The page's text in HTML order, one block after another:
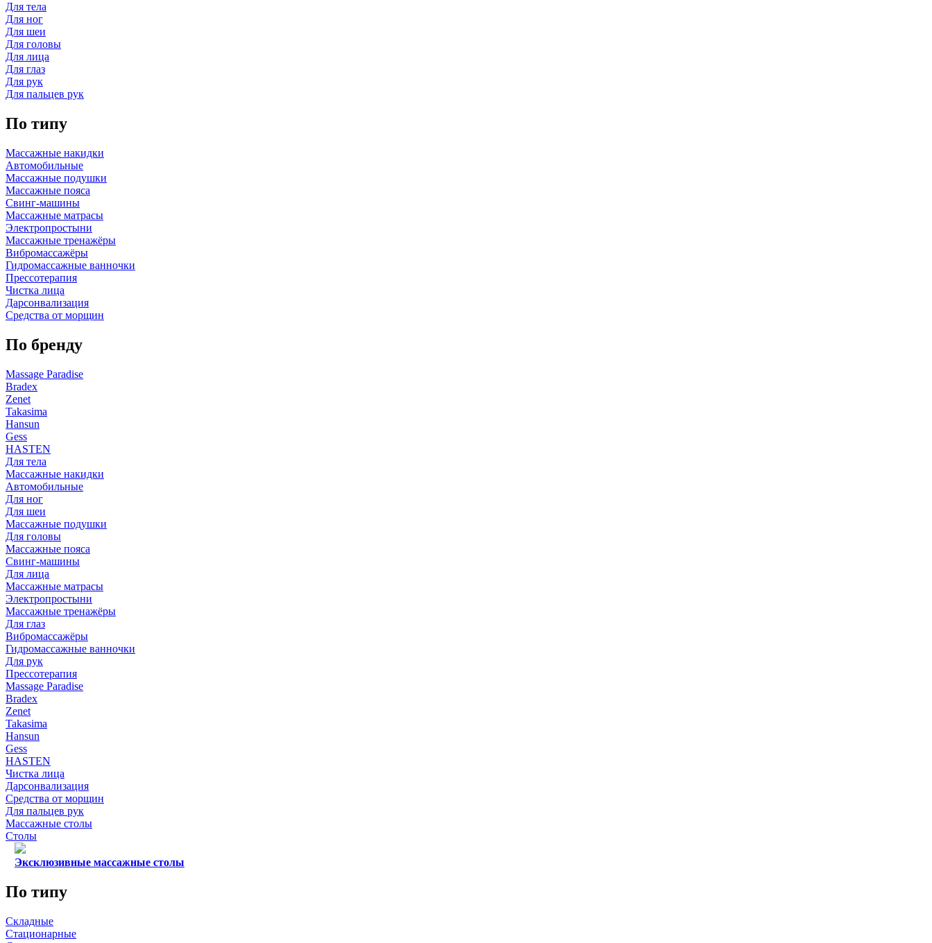
Для тела
Для ног
Для шеи
Для головы
Для лица
Для глаз
Для рук
Для пальцев рук
По типу
Массажные накидки
Автомобильные
Массажные подушки
Массажные пояса
Свинг-машины
Массажные матрасы
Электропростыни
Массажные тренажёры
Вибромассажёры
Гидромассажные ванночки
Прессотерапия
Чистка лица
Дарсонвализация
Средства от морщин
По бренду
Massage Paradise
Bradex
Zenet
Takasima
Hansun
Gess
HASTEN
Для тела
Массажные накидки
Автомобильные
Для ног
Для шеи
Массажные подушки
Для головы
Массажные пояса
Свинг-машины
Для лица
Массажные матрасы
Электропростыни
Массажные тренажёры
Для глаз
Вибромассажёры
Гидромассажные ванночки
Для рук
Прессотерапия
Massage Paradise
Bradex
Zenet
Takasima
Hansun
Gess
HASTEN
Чистка лица
Дарсонвализация
Средства от морщин
Для пальцев рук
Массажные столы
Столы
Эксклюзивные массажные столы
По типу
Складные
Стационарные